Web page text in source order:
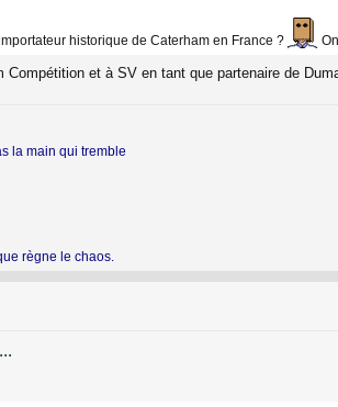
historique de Caterham en France ?
Compétition et à SV en tant que partenaire de
la main qui tremble
règne le chaos.